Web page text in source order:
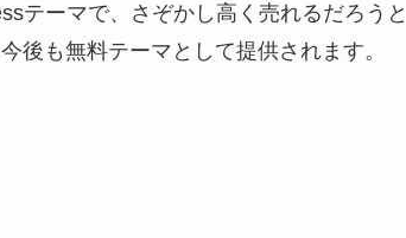
テーマで、さぞかし高く売れるだろうと
後も無料テーマとして提供されます。